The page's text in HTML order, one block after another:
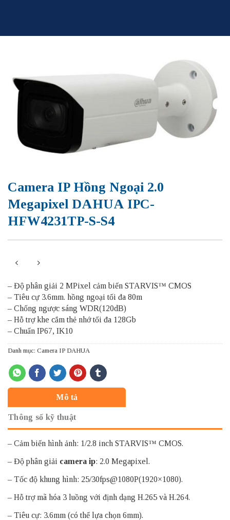
Camera IP Hồng Ngoại 2.0
Megapixel DAHUA IPC-
HFW4231TP-S-S4
– Độ phân giải 2 MPixel cảm biến STARVIS™ CMOS
– Tiêu cự 3.6mm. hồng ngoại tối đa 80m
– Chống ngược sáng WDR(120dB)
– Hỗ trợ khe cắm thẻ nhớ tối đa 128Gb
– Chuẩn IP67, IK10
Danh mục: Camera IP DAHUA
Mô tả
Thông số kỹ thuật
– Cảm biến hình ảnh: 1/2.8 inch STARVIS™ CMOS.
– Độ phân giải camera ip: 2.0 Megapixel.
– Tốc độ khung hình: 25/30fps@1080P(1920×1080).
– Hỗ trợ mã hóa 3 luồng với định dạng H.265 và H.264.
– Tiêu cự: 3.6mm (có thể lựa chọn 6mm).